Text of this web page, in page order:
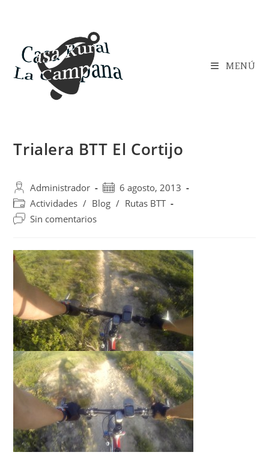
MENÚ
Trialera BTT El Cortijo
Autor
de
la
entrada:
Administrador
Publicación
de
la
6 agosto, 2013
Categoría
de
la
Actividades / Blog / Rutas BTT
Comentarios
entrada:
Sin comentarios